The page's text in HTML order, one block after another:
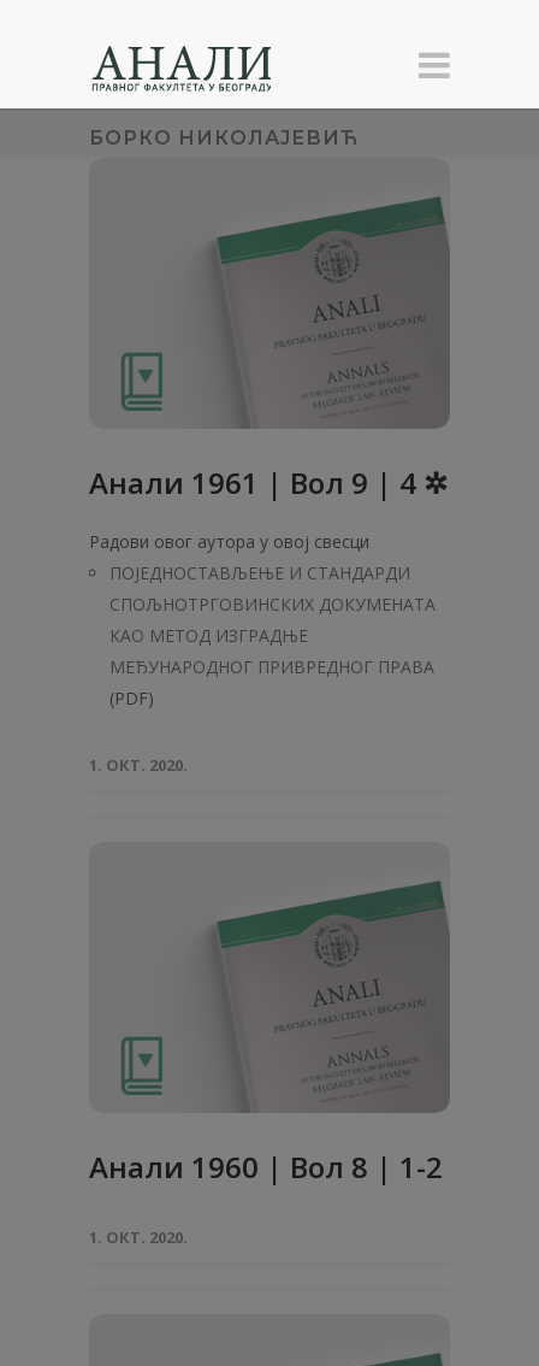
БОРКО НИКОЛАЈЕВИЋ
Анaли 1961 | Вол 9 | 4 ✲
Радови овог аутора у овој свесци
ПОЈЕДНОСТАВЉЕЊЕ И СТАНДАРДИ
СПОЉНОТРГОВИНСКИХ ДОКУМЕНАТА
КАО МЕТОД ИЗГРАДЊЕ
МЕЂУНАРОДНОГ ПРИВРЕДНОГ ПРАВА
(PDF)
1. ОКТ. 2020.
Анaли 1960 | Вол 8 | 1-2
1. ОКТ. 2020.